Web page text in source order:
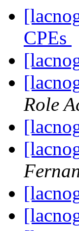
CPEs
Role